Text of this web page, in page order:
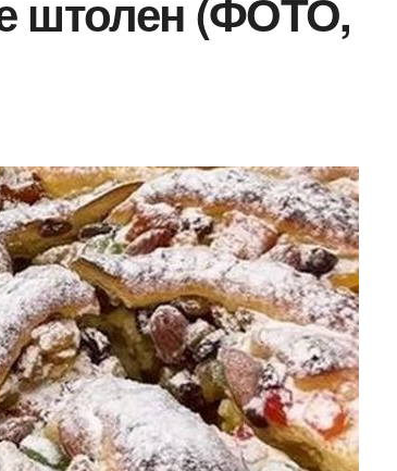
штолен (ФОТО,